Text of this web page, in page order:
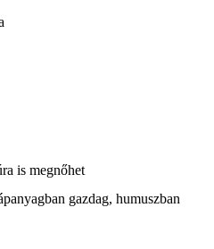
is megnőhet
gazdag, humuszban